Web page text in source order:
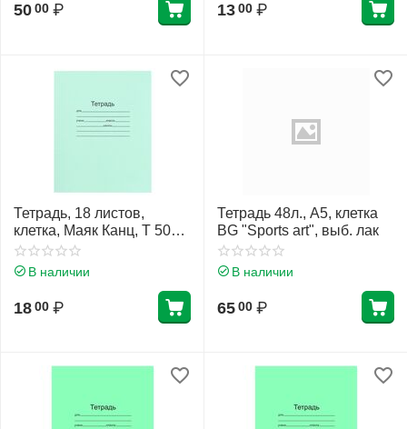
50 00 ₽ 13 00 ₽
Тетрадь, 18 листов,
клетка, Маяк Канц, Т 5018
Т2 ЗЕЛ 5Г
В наличии
18 00 ₽
Тетрадь 48л., А5, клетка
BG "Sports art", выб. лак
В наличии
65 00 ₽